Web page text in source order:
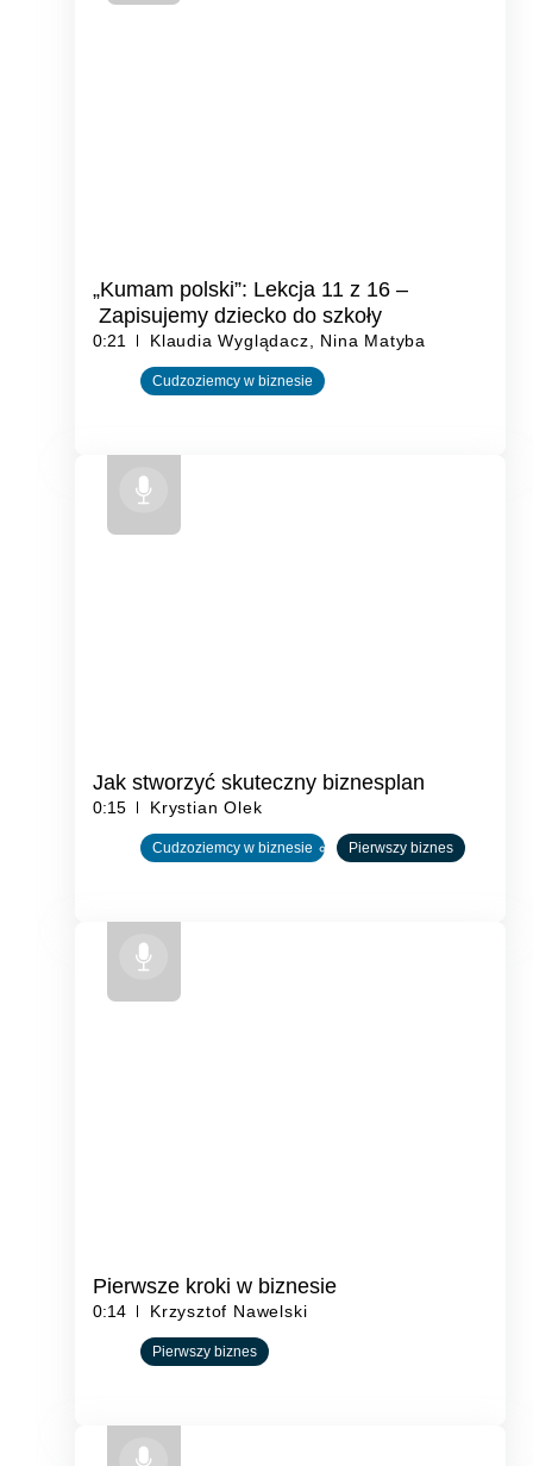
„Kumam polski”: Lekcja 11 z 16 –
Zapisujemy dziecko do szkoły
0:21 Klaudia Wyglądacz, Nina Matyba
Cudzoziemcy w biznesie
Jak stworzyć skuteczny biznesplan
0:15 Krystian Olek
Cudzoziemcy w biznesie Pierwszy biznes
Pierwsze kroki w biznesie
0:14 Krzysztof Nawelski
Pierwszy biznes